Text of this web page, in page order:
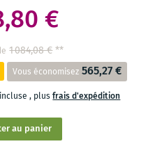
€
1 084,08 €**
Vous économisez 565,27 €
incluse, plusfrais d'expédition
au panier